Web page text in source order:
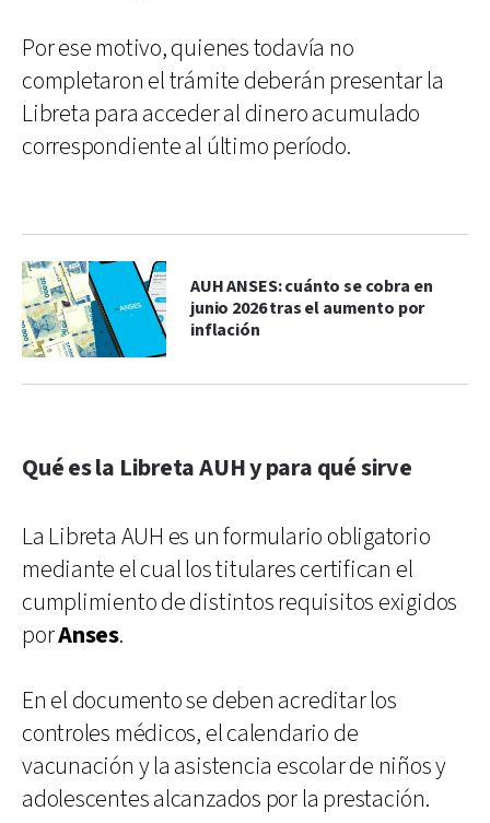
Por ese motivo, quienes todavía no
completaron el trámite deberán presentar la
Libreta para acceder al dinero acumulado
correspondiente al último período.
AUH ANSES: cuánto se cobra en
junio 2026 tras el aumento por
inflación
Qué es la Libreta AUH y para qué sirve
La Libreta AUH es un formulario obligatorio
mediante el cual los titulares certifican el
cumplimiento de distintos requisitos exigidos
porAnses.
En el documento se deben acreditar los
controles médicos, el calendario de
vacunación y la asistencia escolar de niños y
adolescentes alcanzados por la prestación.